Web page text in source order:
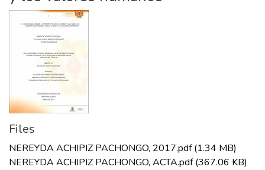
Files
NEREYDA ACHIPIZ PACHONGO, 2017.pdf(1.34 MB)
NEREYDA ACHIPIZ PACHONGO, ACTA.pdf(367.06 KB)